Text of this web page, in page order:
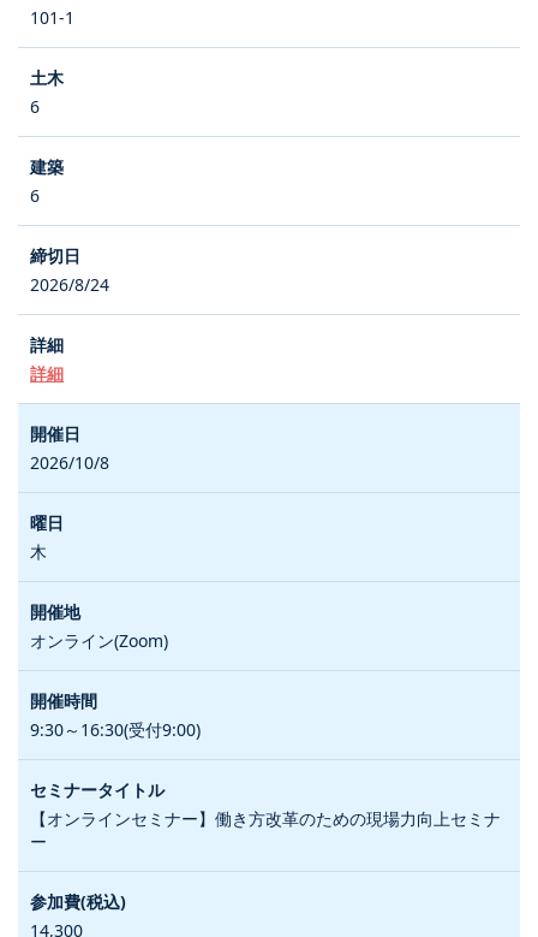
101-1
6
6
2026/8/24
詳細
2026/10/8
木
オンライン(Zoom)
9:30～16:30(受付9:00)
【オンラインセミナー】働き方改革のための現場力向上セミナ
ー
14,300